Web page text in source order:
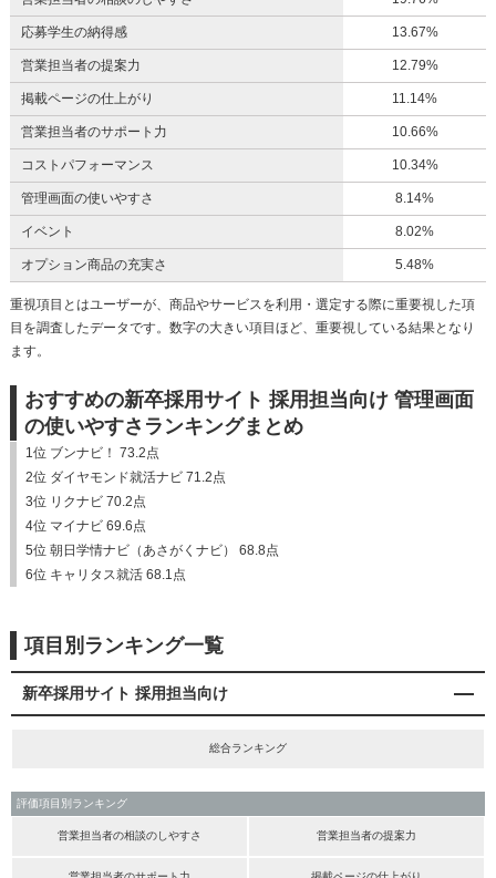
応募学生の納得感 13.67%
営業担当者の提案力 12.79%
掲載ページの仕上がり 11.14%
営業担当者のサポート力 10.66%
コストパフォーマンス 10.34%
管理画面の使いやすさ 8.14%
イベント 8.02%
オプション商品の充実さ 5.48%
重視項目とはユーザーが、商品やサービスを利用・選定する際に重要視した項
目を調査したデータです。数字の大きい項目ほど、重要視している結果となり
ます。
おすすめの新卒採用サイト 採用担当向け 管理画面
の使いやすさランキングまとめ
1位 ブンナビ！ 73.2点
2位 ダイヤモンド就活ナビ 71.2点
3位 リクナビ 70.2点
4位 マイナビ 69.6点
5位 朝日学情ナビ（あさがくナビ） 68.8点
6位 キャリタス就活 68.1点
項目別ランキング一覧
新卒採用サイト 採用担当向け
総合ランキング
評価項目別ランキング
営業担当者の相談のしやすさ 営業担当者の提案力